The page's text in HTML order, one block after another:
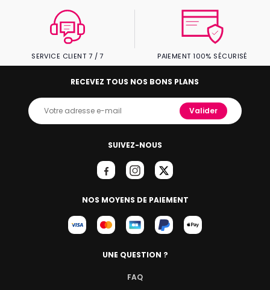
SERVICE CLIENT 7 / 7 PAIEMENT 100% SÉCURISÉ
SUIVEZ-NOUS
NOS MOYENS DE PAIEMENT
RECEVEZ TOUS NOS BONS PLANS
Valider
UNE QUESTION ?
FAQ